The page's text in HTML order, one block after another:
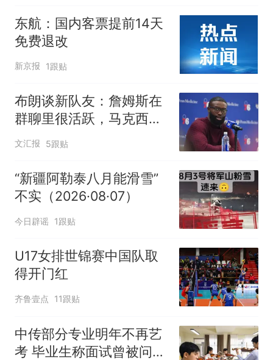
东航：国内客票提前14天
免费退改
新京报 1跟贴
布朗谈新队友：詹姆斯在
群聊里很活跃，马克西最
早联系我
文汇报 5跟贴
“新疆阿勒泰八月能滑雪”
不实（2026·08·07）
今日辟谣 1跟贴
U17女排世锦赛中国队取
得开门红
齐鲁壹点 11跟贴
中传部分专业明年不再艺
考 毕业生称面试曾被问